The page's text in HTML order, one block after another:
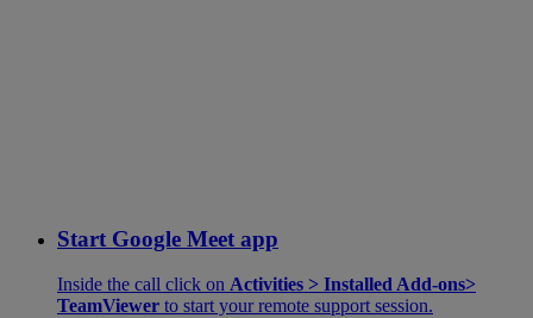
Start Google Meet app
Inside the call click on Activities > Installed Add-ons>
TeamViewer to start your remote support session.